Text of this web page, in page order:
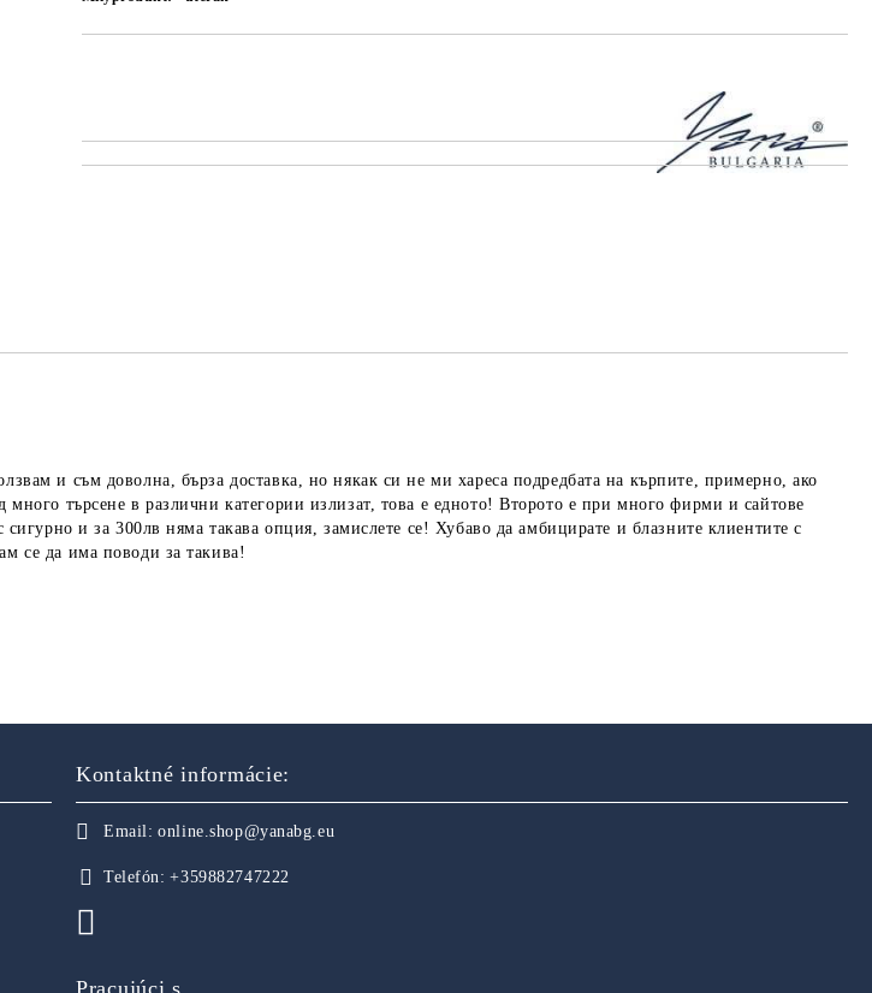
и съм доволна, бърза доставка, но някак си не ми хареса подредбата на кърпите, примерно, ако
търсене в различни категории излизат, това е едното! Второто е при много фирми и сайтове
и за 300лв няма такава опция, замислете се! Хубаво да амбицирате и блазните клиентите с
се да има поводи за такива!
Kontaktné informácie:
Email: online.shop@yanabg.eu
Telefón: +359882747222
Pracujúci s